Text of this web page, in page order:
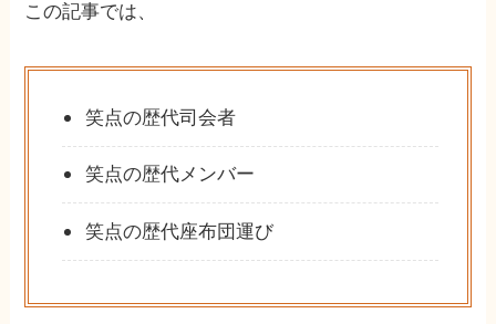
この記事では、
笑点の歴代司会者
笑点の歴代メンバー
笑点の歴代座布団運び